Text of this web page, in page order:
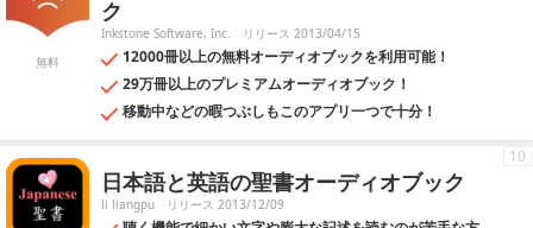
無料
ク
Inkstone Software, Inc. リリース 2013/04/15
12000冊以上の無料オーディオブックを利用可能！
29万冊以上のプレミアムオーディオブック！
移動中などの暇つぶしもこのアプリ一つで十分！
日本語と英語の聖書オーディオブック
li liangpu リリース 2013/12/09
10